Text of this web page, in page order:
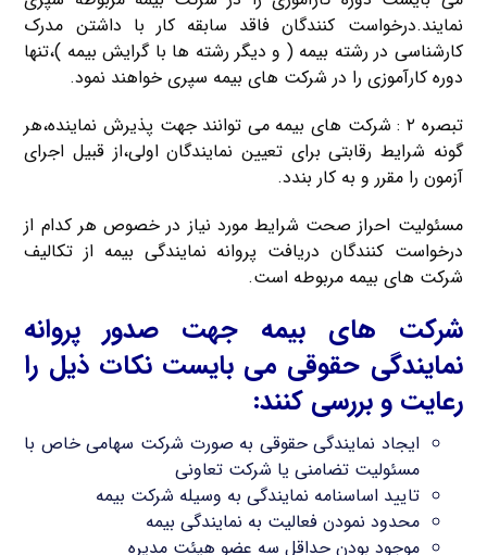
نمایند.درخواست کنندگان فاقد سابقه کار با داشتن مدرک
کارشناسی در رشته بیمه ( و دیگر رشته ها با گرایش بیمه )،تنها
دوره کارآموزی را در شرکت های بیمه سپری خواهند نمود.
تبصره ۲ : شرکت های بیمه می توانند جهت پذیرش نماینده،هر
گونه شرایط رقابتی برای تعیین نمایندگان اولی،از قبیل اجرای
آزمون را مقرر و به کار بندد.
مسئولیت احراز صحت شرایط مورد نیاز در خصوص هر کدام از
درخواست کنندگان دریافت پروانه نمایندگی بیمه از تکالیف
شرکت های بیمه مربوطه است.
شرکت های بیمه جهت صدور پروانه
نمایندگی حقوقی می بایست نکات ذیل را
رعایت و بررسی کنند:
ایجاد نمایندگی حقوقی به صورت شرکت سهامی خاص با
مسئولیت تضامنی یا شرکت تعاونی
تایید اساسنامه نمایندگی به وسیله شرکت بیمه
محدود نمودن فعالیت به نمایندگی بیمه
موجود بودن حداقل سه عضو هیئت مدیره